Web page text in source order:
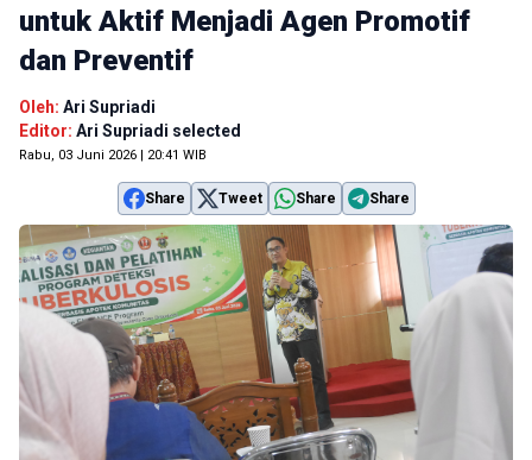
untuk Aktif Menjadi Agen Promotif
dan Preventif
Oleh: Ari Supriadi
Editor: Ari Supriadi selected
Rabu, 03 Juni 2026 | 20:41 WIB
Share Tweet Share Share